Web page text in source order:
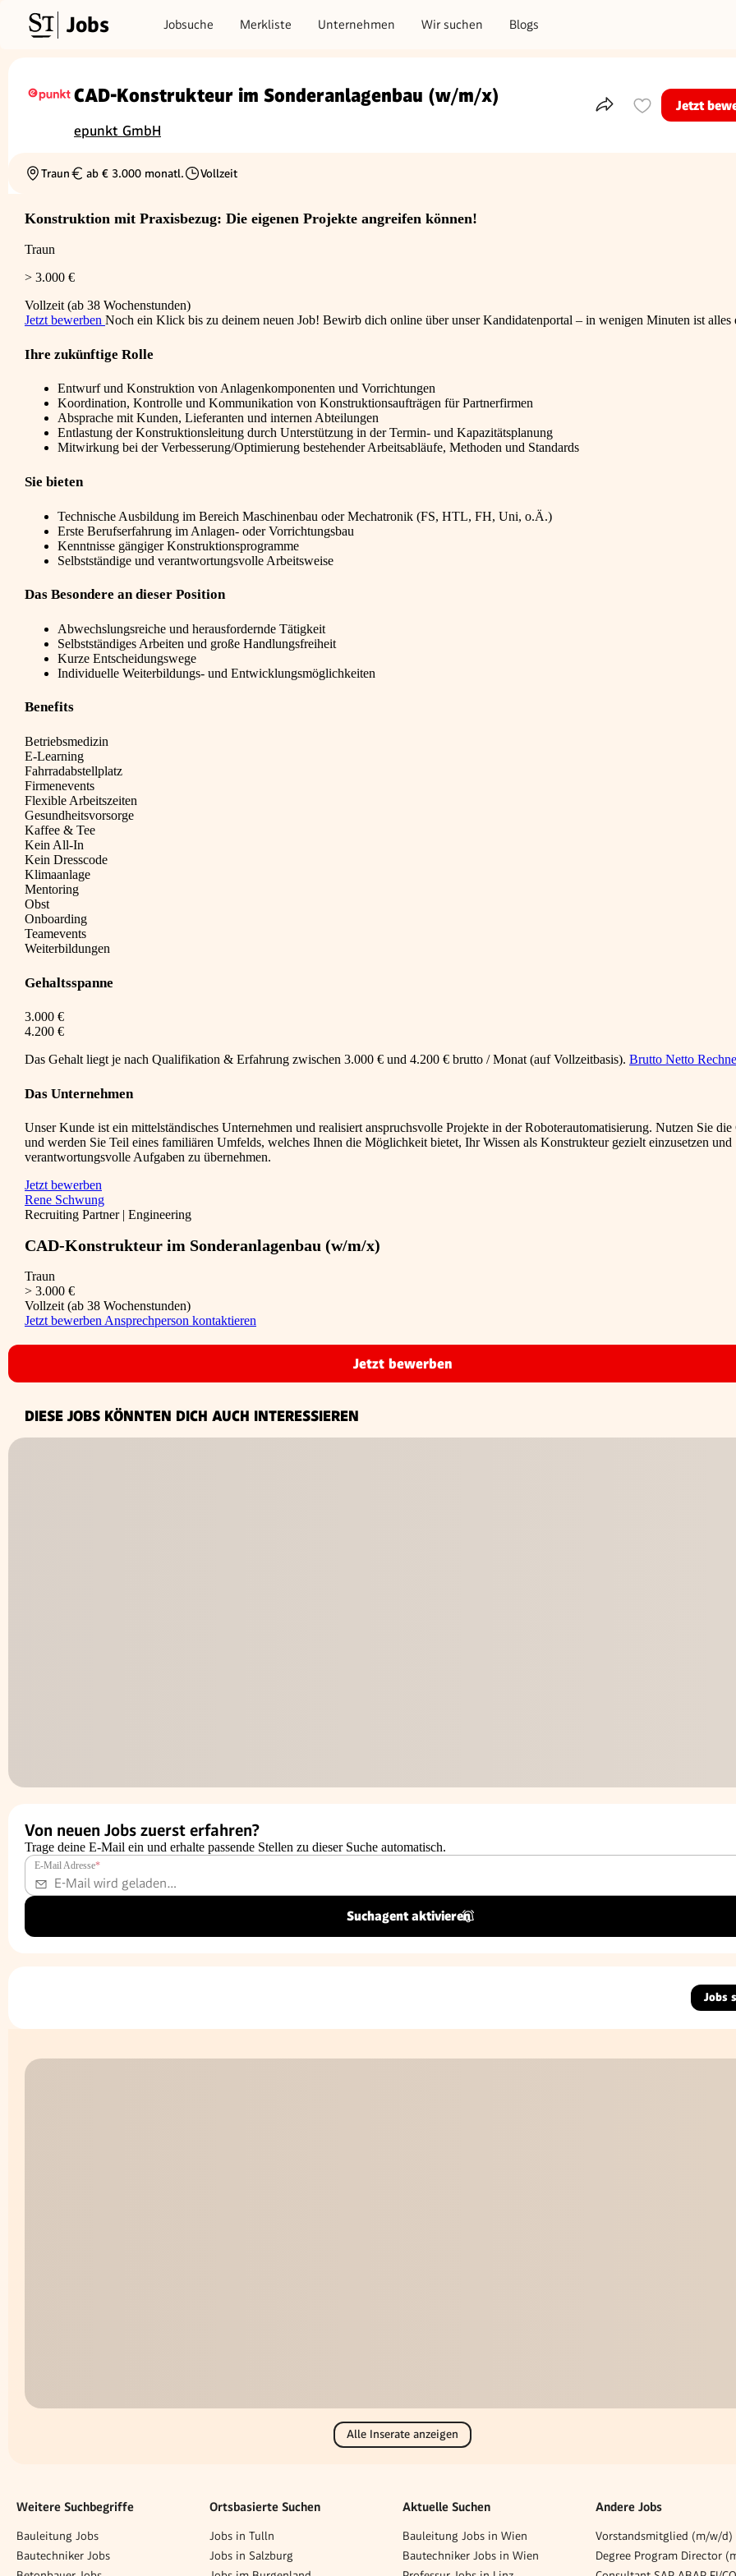
Jobs Jobsuche Merkliste Unternehmen Wir suchen Blogs
CAD-Konstrukteur im Sonderanlagenbau (w/m/x)
epunkt GmbH
Teile dieses Inserat
Jetzt
Ortschaft
Traun
Gehalt
ab € 3.000 monatl.
Beschäftigungsart
Vollzeit
Konstruktion mit Praxisbezug: Die eigenen Projekte angreifen können!
Traun
> 3.000 €
Vollzeit (ab 38 Wochenstunden)
Jetzt bewerben Noch ein Klick bis zu deinem neuen Job! Bewirb dich online über unser Kandidatenportal – in wenigen Minuten ist alles
Ihre zukünftige Rolle
Entwurf und Konstruktion von Anlagenkomponenten und Vorrichtungen
Koordination, Kontrolle und Kommunikation von Konstruktionsaufträgen für Partnerfirmen
Absprache mit Kunden, Lieferanten und internen Abteilungen
Entlastung der Konstruktionsleitung durch Unterstützung in der Termin- und Kapazitätsplanung
Mitwirkung bei der Verbesserung/Optimierung bestehender Arbeitsabläufe, Methoden und Standards
Sie bieten
Technische Ausbildung im Bereich Maschinenbau oder Mechatronik (FS, HTL, FH, Uni, o.Ä.)
Erste Berufserfahrung im Anlagen- oder Vorrichtungsbau
Kenntnisse gängiger Konstruktionsprogramme
Selbstständige und verantwortungsvolle Arbeitsweise
Das Besondere an dieser Position
Abwechslungsreiche und herausfordernde Tätigkeit
Selbstständiges Arbeiten und große Handlungsfreiheit
Kurze Entscheidungswege
Individuelle Weiterbildungs- und Entwicklungsmöglichkeiten
Benefits
Betriebsmedizin
E-Learning
Fahrradabstellplatz
Firmenevents
Flexible Arbeitszeiten
Gesundheitsvorsorge
Kaffee & Tee
Kein All-In
Kein Dresscode
Klimaanlage
Mentoring
Obst
Onboarding
Teamevents
Weiterbildungen
Gehaltsspanne
3.000 €
4.200 €
Das Gehalt liegt je nach Qualifikation & Erfahrung zwischen 3.000 € und 4.200 € brutto / Monat (auf Vollzeitbasis). Brutto Netto
Das Unternehmen
Unser Kunde ist ein mittelständisches Unternehmen und realisiert anspruchsvolle Projekte in der Roboterautomatisierung. Nutzen Sie die
und werden Sie Teil eines familiären Umfelds, welches Ihnen die Möglichkeit bietet, Ihr Wissen als Konstrukteur gezielt einzusetzen und
verantwortungsvolle Aufgaben zu übernehmen.
Jetzt bewerben
Rene Schwung
Recruiting Partner | Engineering
CAD-Konstrukteur im Sonderanlagenbau (w/m/x)
Traun
> 3.000 €
Vollzeit (ab 38 Wochenstunden)
Jetzt bewerben Ansprechperson kontaktieren
Jetzt bewerben
DIESE JOBS KÖNNTEN DICH AUCH INTERESSIEREN
Von neuen Jobs zuerst erfahren?
Trage deine E-Mail ein und erhalte passende Stellen zu dieser Suche automatisch.
E-Mail Adresse*
Suchagent aktivieren
Jobs
Alle Inserate anzeigen
Weitere Suchbegriffe
Bauleitung Jobs
Bautechniker Jobs
Ortsbasierte Suchen
Jobs in Tulln
Jobs in Salzburg
Aktuelle Suchen
Bauleitung Jobs in Wien
Bautechniker Jobs in Wien
Andere Jobs
Vorstandsmitglied (m/w/d)
Degree Program Director